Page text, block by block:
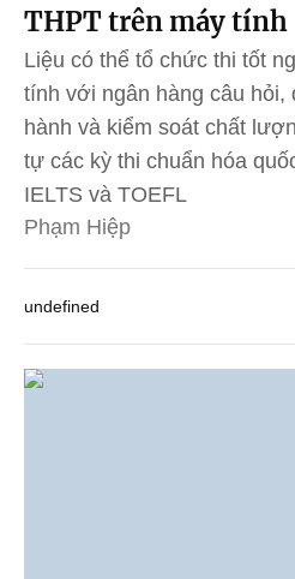
THPT trên máy tính
Liệu có thể tổ chức thi tốt
tính với ngân hàng câu hỏi,
hành và kiểm soát chất
tự các kỳ thi chuẩn hóa
IELTS và TOEFL
Phạm Hiệp
undefined